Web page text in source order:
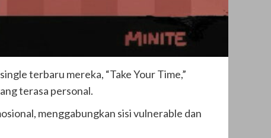
terbaru mereka, “Take Your Time,”
terasa personal.
menggabungkan sisi vulnerable dan